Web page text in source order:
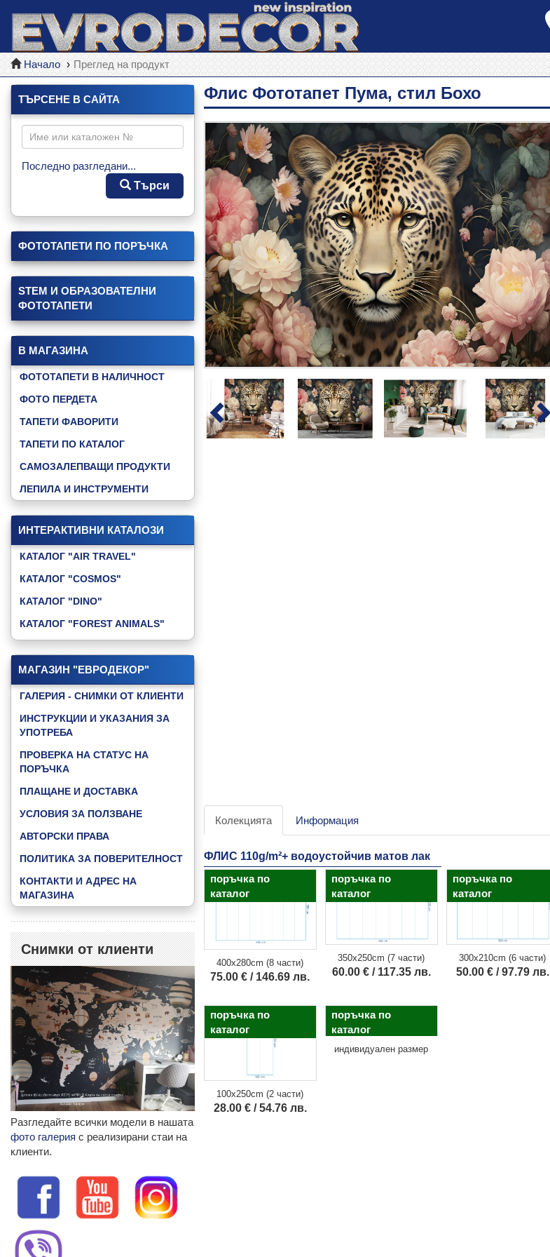
Начало Преглед на продукт
ТЪРСЕНЕ В САЙТА
Последно разгледани...
Търси
ФОТОТАПЕТИ ПО ПОРЪЧКА
STEM И ОБРАЗОВАТЕЛНИ
ФОТОТАПЕТИ
В МАГАЗИНА
ФОТОТАПЕТИ В НАЛИЧНОСТ
ФОТО ПЕРДЕТА
ТАПЕТИ ФАВОРИТИ
ТАПЕТИ ПО КАТАЛОГ
САМОЗАЛЕПВАЩИ ПРОДУКТИ
ЛЕПИЛА И ИНСТРУМЕНТИ
ИНТЕРАКТИВНИ КАТАЛОЗИ
КАТАЛОГ "AIR TRAVEL"
КАТАЛОГ "COSMOS"
КАТАЛОГ "DINO"
КАТАЛОГ "FOREST ANIMALS"
КАТАЛОГ "GOOD NIGHT BABY"
КАТАЛОГ "JUNGLE ANIMALS"
КАТАЛОГ "LITTLE FRIENDS"
КАТАЛОГ "MUSIC & DANCE"
КАТАЛОГ "SKY"
ВИЖ ВСИЧКИ КАТАЛОЗИ »
МАГАЗИН "ЕВРОДЕКОР"
ГАЛЕРИЯ - СНИМКИ ОТ КЛИЕНТИ
ИНСТРУКЦИИ И УКАЗАНИЯ ЗА
УПОТРЕБА
ПРОВЕРКА НА СТАТУС НА
ПОРЪЧКА
ПЛАЩАНЕ И ДОСТАВКА
УСЛОВИЯ ЗА ПОЛЗВАНЕ
АВТОРСКИ ПРАВА
ПОЛИТИКА ЗА ПОВЕРИТЕЛНОСТ
КОНТАКТИ И АДРЕС НА
МАГАЗИНА
Снимки от клиенти
Разгледайте всички модели в нашата
фото галерия с реализирани стаи на
клиенти.
Флис Фототапет Пума, стил Бохо
Колекцията Информация
ФЛИС 110g/m²+ водоустойчив матов лак
поръчка по
каталог
400x280cm (8 части)
75.00 € / 146.69 лв.
поръчка по
каталог
350x250cm (7 части)
60.00 € / 117.35 лв.
поръчка по
каталог
300x210cm (6 части)
50.00 € / 97.79 лв.
поръчка по
каталог
100x250cm (2 части)
28.00 € / 54.76 лв.
поръчка по
каталог
индивидуален размер